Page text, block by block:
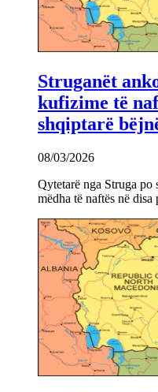
Struganët
kufizime të
shqiptarë
08/03/2026
Qytetarë nga Struga po
mëdha të naftës në